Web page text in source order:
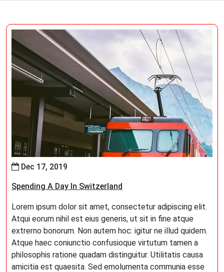
Dec 17, 2019
Spending A Day In Switzerland
Lorem ipsum dolor sit amet, consectetur adipiscing elit.
Atqui eorum nihil est eius generis, ut sit in fine atque
extrerno bonorum. Non autem hoc: igitur ne illud quidem.
Atque haec coniunctio confusioque virtutum tamen a
philosophis ratione quadam distinguitur. Utilitatis causa
amicitia est quaesita. Sed emolumenta communia esse